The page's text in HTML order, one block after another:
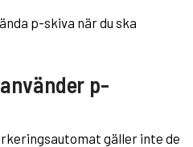
p-skiva när du ska
p-
gäller inte de